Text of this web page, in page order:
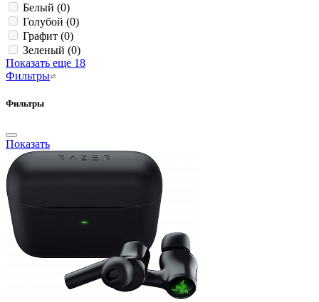
Белый (0)
Голубой (0)
Графит (0)
Зеленый (0)
Показать еще 18
Фильтры
Фильтры
Показать